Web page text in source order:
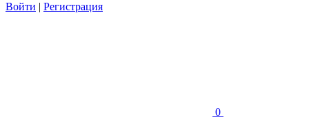
Войти | Регистрация
0